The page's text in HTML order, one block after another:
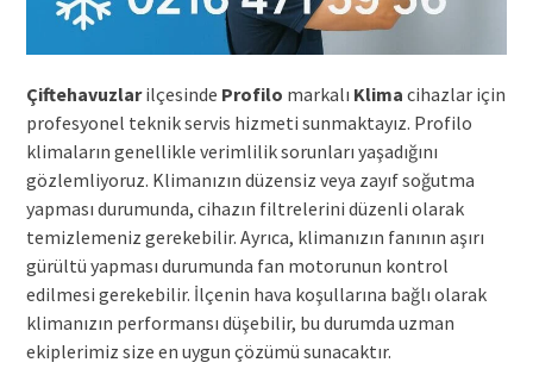
Çiftehavuzlarilçesinde Profilo markalı Klima cihazlar için
profesyonel teknik servis hizmeti sunmaktayız. Profilo
klimaların genellikle verimlilik sorunları yaşadığını
gözlemliyoruz. Klimanızın düzensiz veya zayıf soğutma
yapması durumunda, cihazın filtrelerini düzenli olarak
temizlemeniz gerekebilir. Ayrıca, klimanızın fanının aşırı
gürültü yapması durumunda fan motorunun kontrol
edilmesi gerekebilir. İlçenin hava koşullarına bağlı olarak
klimanızın performansı düşebilir, bu durumda uzman
ekiplerimiz size en uygun çözümü sunacaktır.